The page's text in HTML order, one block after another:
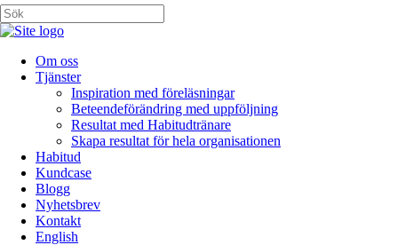
Om oss
Tjänster
Inspiration med föreläsningar
Beteendeförändring med uppföljning
Resultat med Habitudtränare
Skapa resultat för hela organisationen
Habitud
Kundcase
Blogg
Nyhetsbrev
Kontakt
English